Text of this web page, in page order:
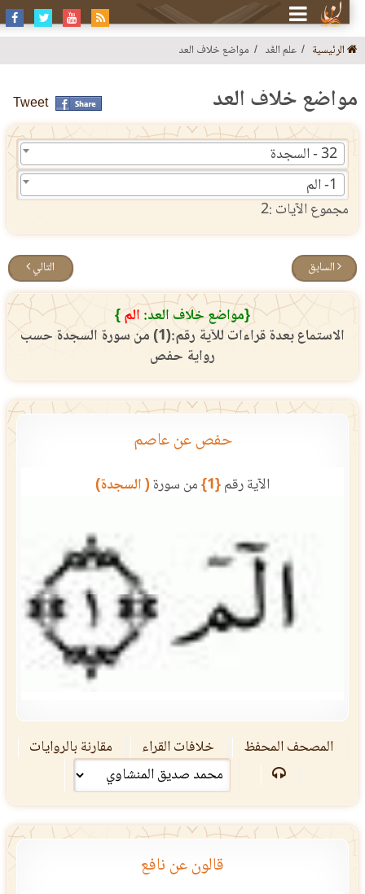
الرئيسية علم العَّد مواضع خلاف العد
خلاف العد Tweet
32 - السجدة
مجموع الآيات :2
السابق التالي
{مواضع خلاف العد:الم}
الاستماع بعدة قراءات للآية رقم:(1) من سورة السجدة حسب
رواية حفص
حفص عن عاصم
الآية رقم{1} من سورة( السجدة)
المصحف المحفظ خلافات القراء مقارنة بالروايات
قالون عن نافع